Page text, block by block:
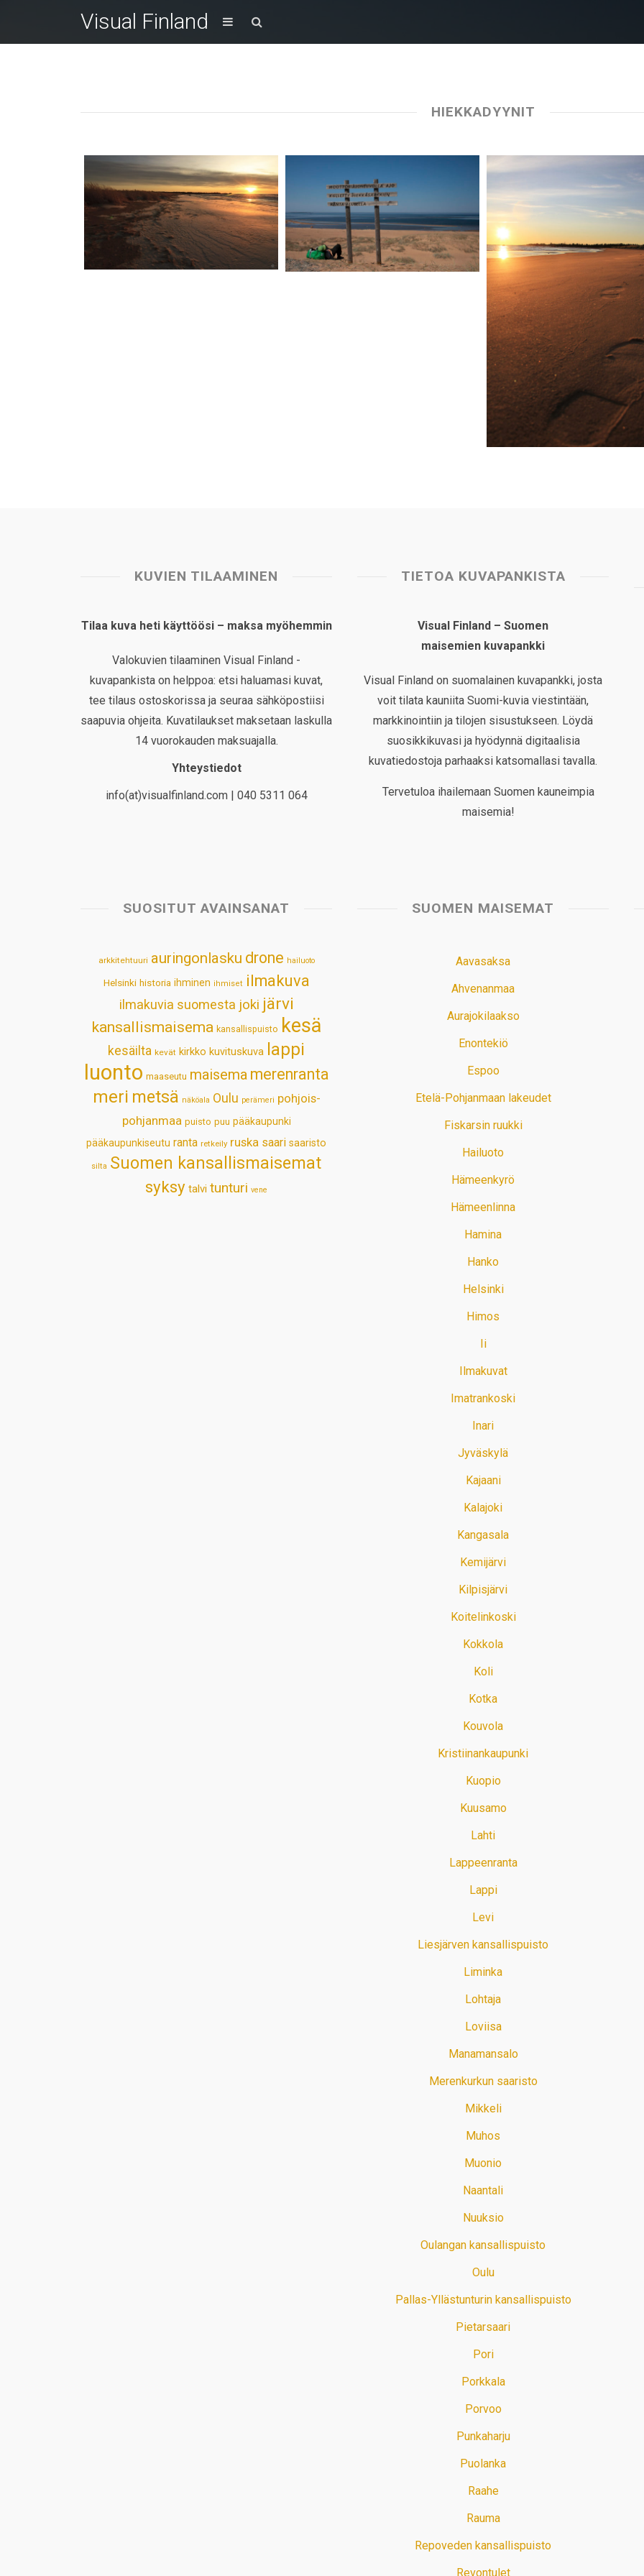
Visual Finland
HIEKKADYYNIT
KUVIEN TILAAMINEN
Tilaa kuva heti käyttöösi – maksa myöhemmin
Valokuvien tilaaminen Visual Finland -
kuvapankista on helppoa: etsi haluamasi kuvat,
tee tilaus ostoskorissa ja seuraa sähköpostiisi
saapuvia ohjeita. Kuvatilaukset maksetaan laskulla
14 vuorokauden maksuajalla.
Yhteystiedot
info(at)visualfinland.com | 040 5311 064
TIETOA KUVAPANKISTA
Visual Finland – Suomen
maisemien kuvapankki
Visual Finland on suomalainen kuvapankki, josta
voit tilata kauniita Suomi-kuvia viestintään,
markkinointiin ja tilojen sisustukseen. Löydä
suosikkikuvasi ja hyödynnä digitaalisia
kuvatiedostoja parhaaksi katsomallasi tavalla.
Tervetuloa ihailemaan Suomen kauneimpia
maisemia!
SUOSITUT AVAINSANAT
arkkitehtuuri auringonlasku drone hailuoto
Helsinki historia ihminen ihmiset ilmakuva
ilmakuvia suomesta joki järvi
kansallismaisema kansallispuisto kesä
kesäilta kevät kirkko kuvituskuva lappi
luonto maaseutu maisema merenranta
meri metsä näköala Oulu perämeri pohjois-
pohjanmaa puisto puu pääkaupunki
pääkaupunkiseutu ranta retkeily ruska saari saaristo
silta Suomen kansallismaisemat
syksy talvi tunturi vene
SUOMEN MAISEMAT
Aavasaksa
Ahvenanmaa
Aurajokilaakso
Enontekiö
Espoo
Etelä-Pohjanmaan lakeudet
Fiskarsin ruukki
Hailuoto
Hämeenkyrö
Hämeenlinna
Hamina
Hanko
Helsinki
Himos
Ii
Ilmakuvat
Imatrankoski
Inari
Jyväskylä
Kajaani
Kalajoki
Kangasala
Kemijärvi
Kilpisjärvi
Koitelinkoski
Kokkola
Koli
Kotka
Kouvola
Kristiinankaupunki
Kuopio
Kuusamo
Lahti
Lappeenranta
Lappi
Levi
Liesjärven kansallispuisto
Liminka
Lohtaja
Loviisa
Manamansalo
Merenkurkun saaristo
Mikkeli
Muhos
Muonio
Naantali
Nuuksio
Oulangan kansallispuisto
Oulu
Pallas-Yllästunturin kansallispuisto
Pietarsaari
Pori
Porkkala
Porvoo
Punkaharju
Puolanka
Raahe
Rauma
Repoveden kansallispuisto
Revontulet